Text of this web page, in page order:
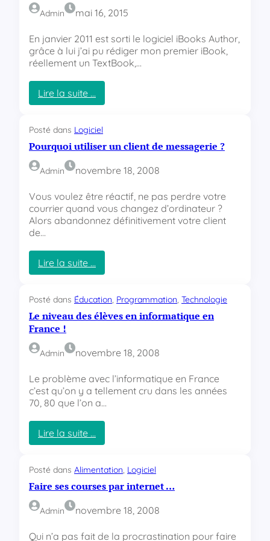
Admin mai 16, 2015
En janvier 2011 est sorti le logiciel iBooks Author,
grâce à lui j’ai pu rédiger mon premier iBook,
réellement un TextBook,…
Lire la suite …
:
o
p
e
i
e
r
B
o
Posté dans Logiciel
Pourquoi utiliser un client de messagerie ?
Admin novembre 18, 2008
Vous voulez être réactif, ne pas perdre votre
courrier quand vous changez d’ordinateur ?
Alors abandonnez définitivement votre client
de…
Lire la suite …
:
o
u
r
o
u
t
i
l
s
r
n
l
Posté dans Éducation, Programmation, Technologie
Le niveau des élèves en informatique en
France !
Admin novembre 18, 2008
Le problème avec l’informatique en France
c’est qu’on y a tellement cru dans les années
70, 80 que l’on a…
Lire la suite …
:
e
i
e
Posté dans Alimentation, Logiciel
Faire ses courses par internet …
Admin novembre 18, 2008
Qui n’a pas fait de la procrastination pour faire